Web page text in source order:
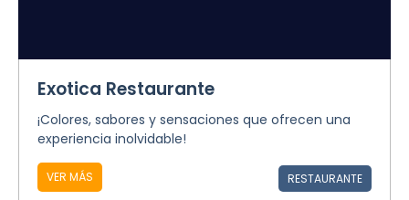
Exotica Restaurante
¡Colores, sabores y sensaciones que ofrecen una
experiencia inolvidable!
VER MÁS RESTAURANTE